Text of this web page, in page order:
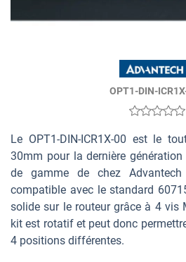
OPT1-DIN-
Le OPT1-DIN-ICR1X-00 est le
30mm pour la dernière
de gamme de chez
compatible avec le standard
solide sur le routeur grâce à 4 vis
kit est rotatif et peut donc
4 positions différentes.